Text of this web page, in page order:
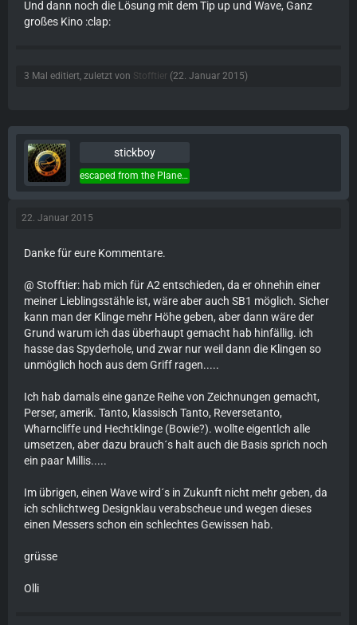
Und dann noch die Lösung mit dem Tip up und Wave, Ganz
großes Kino :clap:
3 Mal editiert, zuletzt von Stofftier (22. Januar 2015)
stickboy
escaped from the Planet of the Apes...
22. Januar 2015
Danke für eure Kommentare.
@ Stofftier: hab mich für A2 entschieden, da er ohnehin einer
meiner Lieblingsstähle ist, wäre aber auch SB1 möglich. Sicher
kann man der Klinge mehr Höhe geben, aber dann wäre der
Grund warum ich das überhaupt gemacht hab hinfällig. ich
hasse das Spyderhole, und zwar nur weil dann die Klingen so
unmöglich hoch aus dem Griff ragen.....
Ich hab damals eine ganze Reihe von Zeichnungen gemacht,
Perser, amerik. Tanto, klassisch Tanto, Reversetanto,
Wharncliffe und Hechtklinge (Bowie?). wollte eigentlch alle
umsetzen, aber dazu brauch´s halt auch die Basis sprich noch
ein paar Millis.....
Im übrigen, einen Wave wird´s in Zukunft nicht mehr geben, da
ich schlichtweg Designklau verabscheue und wegen dieses
einen Messers schon ein schlechtes Gewissen hab.
grüsse
Olli